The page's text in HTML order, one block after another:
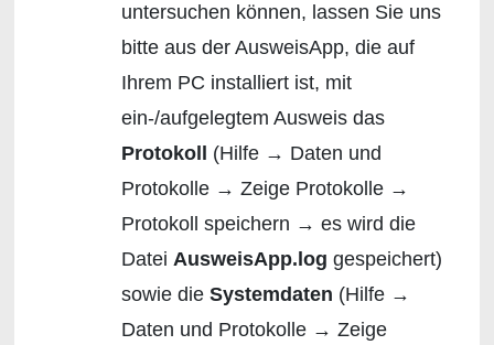
untersuchen können, lassen Sie uns
bitte aus der AusweisApp, die auf
Ihrem PC installiert ist, mit
ein-/aufgelegtem Ausweis das
Protokoll (Hilfe → Daten und
Protokolle → Zeige Protokolle →
Protokoll speichern → es wird die
Datei AusweisApp.log gespeichert)
sowie die Systemdaten (Hilfe →
Daten und Protokolle → Zeige